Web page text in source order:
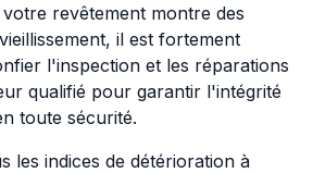
revêtement montre des
il est fortement
l'inspection et les réparations
qualifié pour garantir l'intégrité
toute sécurité.
les indices de détérioration à